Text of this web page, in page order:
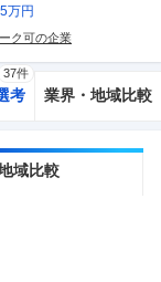
万円
ク可の企業
考
37件
業界・地域比較
域比較